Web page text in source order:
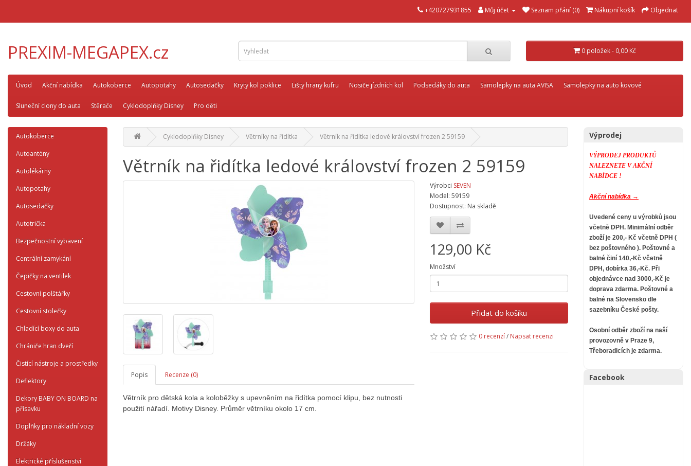
+420727931855 Můj účet Seznam přání (0) Nákupní košík Objednat
PREXIM-MEGAPEX.cz 0 položek - 0,00 Kč
Úvod Akční nabídka Autokoberce Autopotahy Autosedačky Kryty kol poklice Lišty hrany kufru Nosiče jízdních kol Podsedáky do auta Samolepky na auta AVISA Samolepky na auto kovové
Sluneční clony do auta Stěrače Cyklodoplňky Disney Pro děti
Autokoberce
Autoantény
Autolékárny
Autopotahy
Autosedačky
Autotrička
Bezpečnostní vybavení
Centrální zamykání
Čepičky na ventilek
Cestovní polštářky
Cestovní stolečky
Chladící boxy do auta
Chrániče hran dveří
Čistící nástroje a prostředky
Deflektory
Dekory BABY ON BOARD na
přísavku
Doplňky pro nákladní vozy
Držáky
Elektrické příslušenství
Cyklodoplňky Disney Větrníky na řidítka Větrník na řidítka ledové království frozen 2 59159
Větrník na řidítka ledové království frozen 2 59159
Popis Recenze (0)
Větrník pro dětská kola a koloběžky s upevněním na řidítka pomocí klipu, bez nutnosti
použití nářadí. Motivy Disney. Průměr větrníku okolo 17 cm.
Výrobci SEVEN
Model: 59159
Dostupnost: Na skladě
129,00 Kč
Množství
Přidat do košíku
0 recenzí/ Napsat recenzi
Výprodej
VÝPRODEJ PRODUKTŮ
NALEZNETE V AKČNÍ
NABÍDCE !
Akční nabídka →
Uvedené ceny u výrobků jsou
včetně DPH. Minimální odběr
zboží je 200,- Kč včetně DPH (
bez poštovného ). Poštovné a
balné činí 140,-Kč včetně
DPH, dobírka 36,-Kč. Při
objednávce nad 3000,-Kč je
doprava zdarma. Poštovné a
balné na Slovensko dle
sazebníku České pošty.
Osobní odběr zboží na naší
provozovně v Praze 9,
Třeboradicích je zdarma.
Facebook